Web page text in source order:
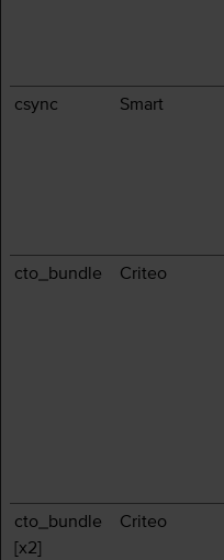
csync Smart
cto_bundle Criteo
cto_bundle
[x2]
Criteo